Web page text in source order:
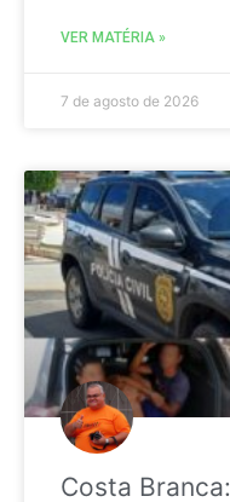
VER MATÉRIA »
7 de agosto de 2026
Costa